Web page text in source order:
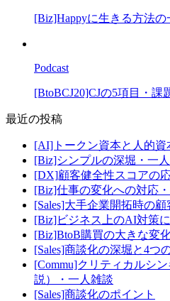
[Biz]Happyに生きる方法の
Podcast
[BtoBCJ20]CJの5項目・
最近の投稿
[AI]トークン資本と人的資
[Biz]シンプルの深堀・一
[DX]顧客健全性スコアの
[Biz]仕事の変化への対応
[Sales]大手企業開拓時の顧
[Biz]ビジネス上のAI対策
[Biz]BtoB購買の大きな変
[Sales]商談化の深堀と4つ
[Commu]クリティカルシ
説）・一人雑談
[Sales]商談化のポイント